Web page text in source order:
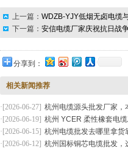
上一篇： WDZB-YJY低烟无卤电缆
下一篇： 安信电缆厂家庆祝抗日战
分享到：
相关新闻推荐
·[2026-06-27] 杭州电缆源头批发厂家，
·[2026-06-19] 杭州 YCER 柔性橡套电
·[2026-06-15] 杭州电缆批发去哪里拿货
·[2026-06-12] 杭州国标铜芯电缆批发，